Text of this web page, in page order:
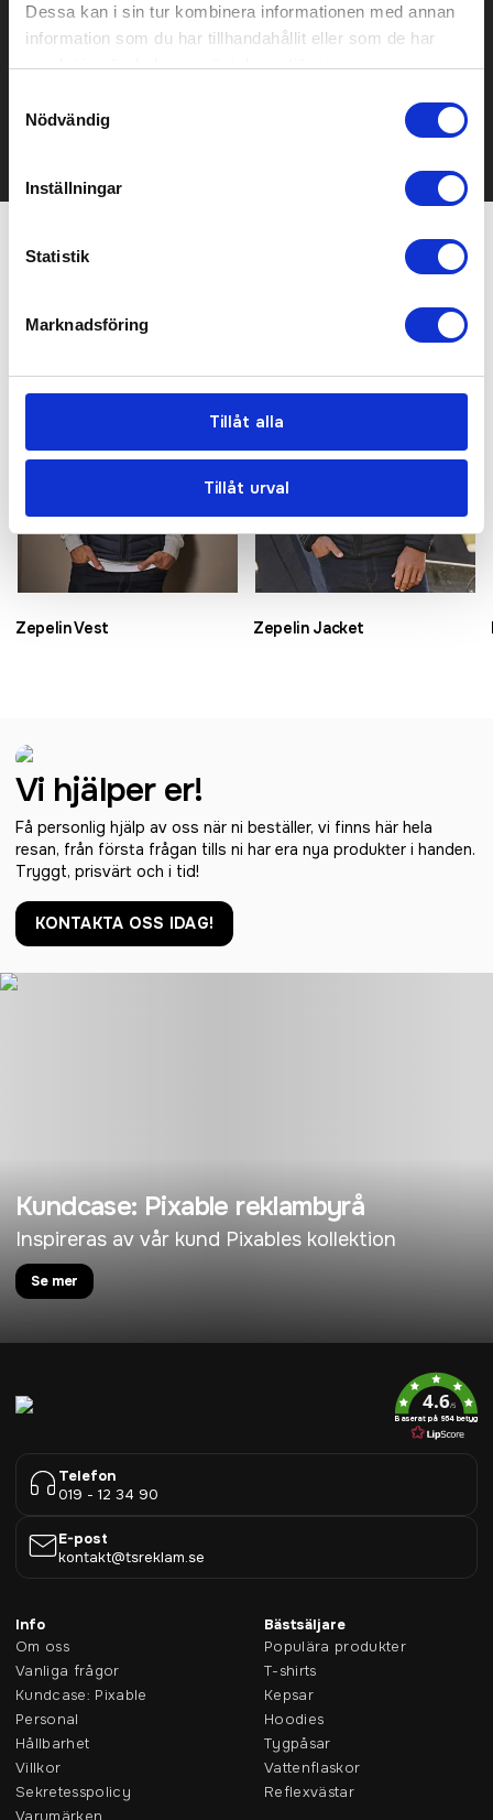
Dessa kan i sin tur kombinera informationen med annan
information som du har tillhandahållit eller som de har
samlat in när du har använt deras tjänster.
Nödvändig
Inställningar
Statistik
Marknadsföring
Tillåt alla
Tillåt urval
Prisuppgift på mailen?
Kontakta oss här för att få förslag på produkt och pris över
Det går också utmärkt att bara ställa frågor!
Relaterade produkter
Bästsäljare
Zepelin Vest Zepelin Jacket
Vi hjälper er!
Få personlig hjälp av oss när ni beställer, vi finns här hela
resan, från första frågan tills ni har era nya produkter i handen.
Tryggt, prisvärt och i tid!
KONTAKTA OSS IDAG!
Kundcase: Pixable reklambyrå
Inspireras av vår kund Pixables kollektion
Se mer
4.6/5
Baserat på 954 betyg
Telefon
019 - 12 34 90
E-post
kontakt@tsreklam.se
Info
Om oss
Vanliga frågor
Kundcase: Pixable
Personal
Hållbarhet
Villkor
Sekretesspolicy
Varumärken
Bästsäljare
Populära produkter
T-shirts
Kepsar
Hoodies
Tygpåsar
Vattenflaskor
Reflexvästar